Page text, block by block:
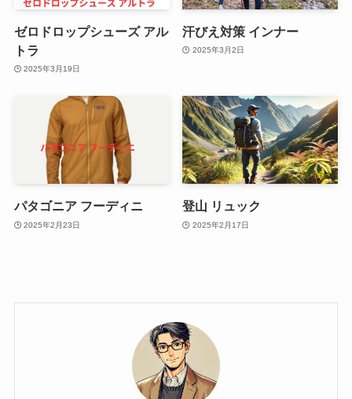
ゼロドロップシューズ アル
トラ
2025年3月19日
汗びえ対策 インナー
2025年3月2日
パタゴニア フーディニ
2025年2月23日
登山 リュック
2025年2月17日